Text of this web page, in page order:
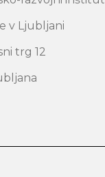
v Ljubljani
trg 12